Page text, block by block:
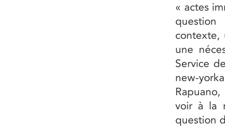
« actes
contexte,
une
Service
new-
voir à la
question